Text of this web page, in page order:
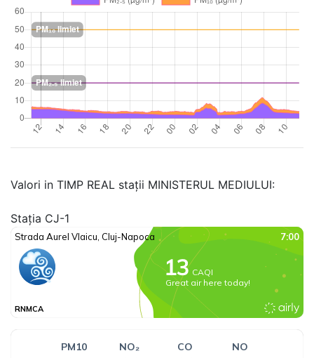
Valori in TIMP REAL stații MINISTERUL MEDIULUI:
Stația CJ-1